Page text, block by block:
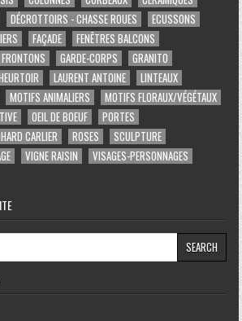
DÉCROTTOIRS - CHASSE ROUES
ECUSSONS
FAÇADE
FENÊTRES BALCONS
FRONTONS GARDE-CORPS
GRANITO
LAURENT ANTOINE
LINTEAUX
MOTIFS ANIMALIERS
MOTIFS FLORAUX/VÉGÉTAUX
OEIL DE BOEUF
PORTES
CARLIER ROSES
SCULPTURE
VIGNE RAISIN
VISAGES-PERSONNAGES